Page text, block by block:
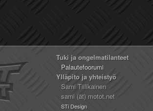
Tuki ja ongelmatilanteet
Palautefoorumi
Ylläpito ja yhteistyö
Sami Tiilikainen
sami (ät) motot.net
STi Design